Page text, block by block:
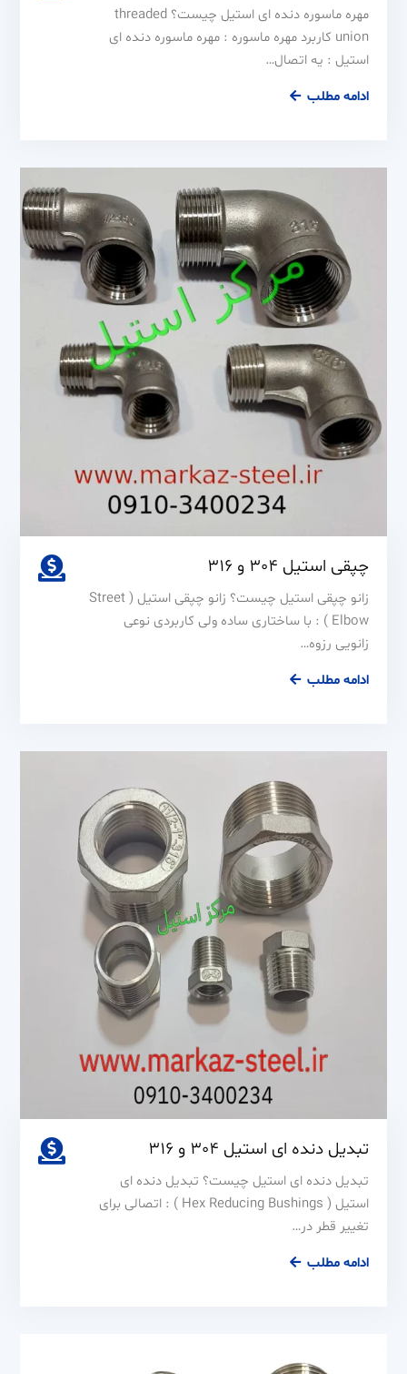
مهره ماسوره دنده ای استیل چیست؟ threaded
union کاربرد مهره ماسوره : مهره ماسوره دنده ای
استیل : یه اتصال…
ادامه مطلبمهره
ای
استیل
304
و
316
چپقی استیل 304 و 316
زانو چپقی استیل چیست؟ زانو چپقی استیل ( Street
Elbow ) : با ساختاری ساده ولی کاربردی نوعی
زانویی رزوه…
ادامه مطلبچپقی
و
تبدیل دنده ای استیل 304 و 316
تبدیل دنده ای استیل چیست؟ تبدیل دنده ای
استیل ( Hex Reducing Bushings ) : اتصالی برای
تغییر قطر در…
ادامه مطلبتبدیل